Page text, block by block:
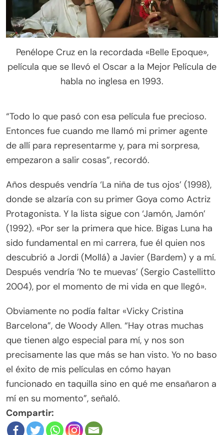
Penélope Cruz en la recordada «Belle Epoque»,
película que se llevó el Oscar a la Mejor Película de
habla no inglesa en 1993.
“Todo lo que pasó con esa película fue precioso.
Entonces fue cuando me llamó mi primer agente
de allí para representarme y, para mi sorpresa,
empezaron a salir cosas”, recordó.
Años después vendría ‘La niña de tus ojos’ (1998),
donde se alzaría con su primer Goya como Actriz
Protagonista. Y la lista sigue con ‘Jamón, Jamón’
(1992). «Por ser la primera que hice. Bigas Luna ha
sido fundamental en mi carrera, fue él quien nos
descubrió a Jordi (Mollá) a Javier (Bardem) y a mí.
Después vendría ‘No te muevas’ (Sergio Castellitto
2004), por el momento de mi vida en que llegó».
Obviamente no podía faltar «Vicky Cristina
Barcelona”, de Woody Allen. “Hay otras muchas
que tienen algo especial para mí, y nos son
precisamente las que más se han visto. Yo no baso
el éxito de mis películas en cómo hayan
funcionado en taquilla sino en qué me ensañaron a
mí en su momento”, señaló.
Compartir: